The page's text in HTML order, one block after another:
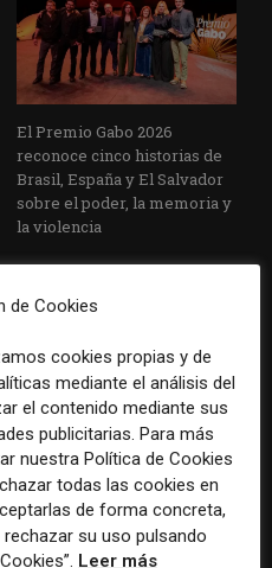
El Premio Gabo 2026
reconoce cinco historias de
Brasil, España y El Salvador
sobre el poder, la memoria y
la violencia
ADEPA crea un premio
especial para la mejor
cobertura periodística del
Mundial 2026
de Cookies
cookies propias y de
mediante el análisis del
el contenido mediante sus
publicitarias. Para más
nuestra Política de Cookies
todas las cookies en
de forma concreta,
su uso pulsando
Leer más